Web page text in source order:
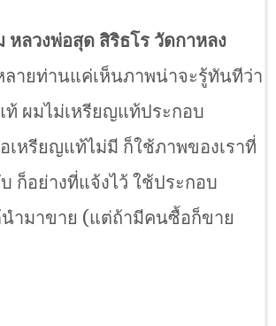
หลวงพ่อสุด สิริธโร วัดกาหลง
ลายท่านแค่เห็นภาพน่าจะรู้ทันทีว่า
ท้ ผมไม่เหรียญแท้ประกอบ
เหรียญแท้ไม่มี ก็ใช้ภาพของเราที่
ก็อย่างที่แจ้งไว้ ใช้ประกอบ
ำมาขาย (แต่ถ้ามีคนซื้อก็ขาย